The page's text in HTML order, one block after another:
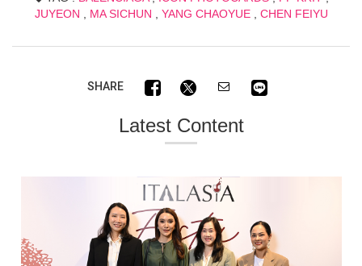
JUYEON , MA SICHUN , YANG CHAOYUE, CHEN FEIYU
SHARE
Latest Content